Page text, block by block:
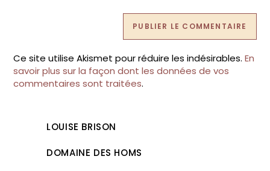
Ce site utilise Akismet pour réduire les indésirables.En
savoir plus sur la façon dont les données de vos
commentaires sont traitées.
LOUISE BRISON
DOMAINE DES HOMS